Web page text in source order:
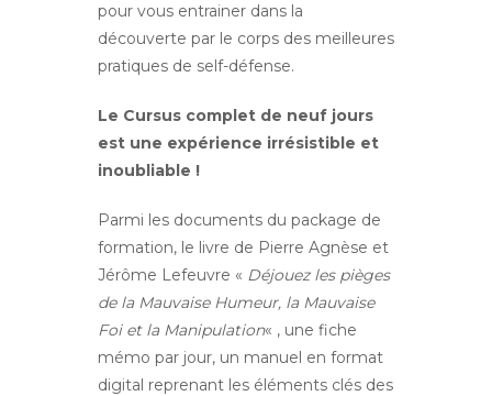
pour vous entrainer dans la
découverte par le corps des meilleures
pratiques de self-défense.
Le Cursus complet de neuf jours
est une expérience irrésistible et
inoubliable !
Parmi les documents du package de
formation, le livre de Pierre Agnèse et
Jérôme Lefeuvre « Déjouez les pièges
de la Mauvaise Humeur, la Mauvaise
Foi et la Manipulation« , une fiche
mémo par jour, un manuel en format
digital reprenant les éléments clés des